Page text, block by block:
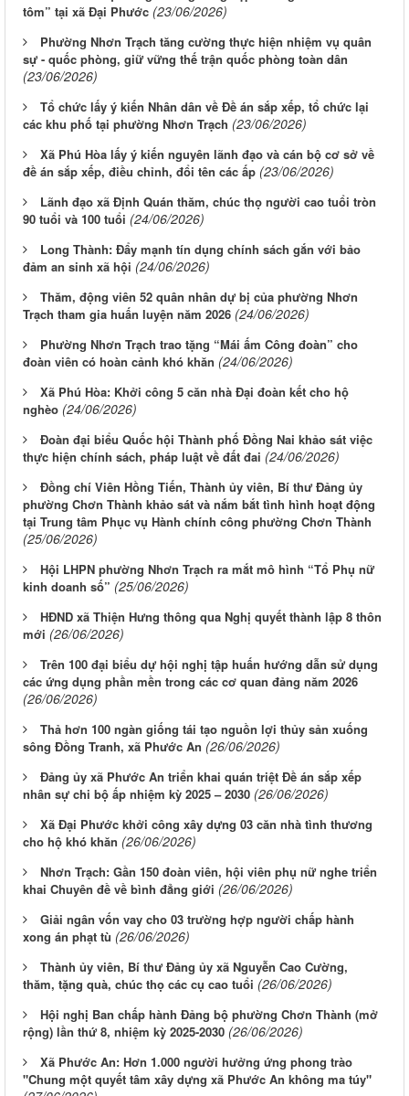
tôm” tại xã Đại Phước (23/06/2026)
Phường Nhơn Trạch tăng cường thực hiện nhiệm vụ quân
sự - quốc phòng, giữ vững thế trận quốc phòng toàn dân
(23/06/2026)
Tổ chức lấy ý kiến Nhân dân về Đề án sắp xếp, tổ chức lại
các khu phố tại phường Nhơn Trạch (23/06/2026)
Xã Phú Hòa lấy ý kiến nguyên lãnh đạo và cán bộ cơ sở về
đề án sắp xếp, điều chỉnh, đổi tên các ấp (23/06/2026)
Lãnh đạo xã Định Quán thăm, chúc thọ người cao tuổi tròn
90 tuổi và 100 tuổi (24/06/2026)
Long Thành: Đẩy mạnh tín dụng chính sách gắn với bảo
đảm an sinh xã hội (24/06/2026)
Thăm, động viên 52 quân nhân dự bị của phường Nhơn
Trạch tham gia huấn luyện năm 2026 (24/06/2026)
Phường Nhơn Trạch trao tặng “Mái ấm Công đoàn” cho
đoàn viên có hoàn cảnh khó khăn (24/06/2026)
Xã Phú Hòa: Khởi công 5 căn nhà Đại đoàn kết cho hộ
nghèo (24/06/2026)
Đoàn đại biểu Quốc hội Thành phố Đồng Nai khảo sát việc
thực hiện chính sách, pháp luật về đất đai (24/06/2026)
Đồng chí Viên Hồng Tiến, Thành ủy viên, Bí thư Đảng ủy
phường Chơn Thành khảo sát và nắm bắt tình hình hoạt động
tại Trung tâm Phục vụ Hành chính công phường Chơn Thành
(25/06/2026)
Hội LHPN phường Nhơn Trạch ra mắt mô hình “Tổ Phụ nữ
kinh doanh số” (25/06/2026)
HĐND xã Thiện Hưng thông qua Nghị quyết thành lập 8 thôn
mới (26/06/2026)
Trên 100 đại biểu dự hội nghị tập huấn hướng dẫn sử dụng
các ứng dụng phần mền trong các cơ quan đảng năm 2026
(26/06/2026)
Thả hơn 100 ngàn giống tái tạo nguồn lợi thủy sản xuống
sông Đồng Tranh, xã Phước An (26/06/2026)
Đảng ủy xã Phước An triển khai quán triệt Đề án sắp xếp
nhân sự chi bộ ấp nhiệm kỳ 2025 – 2030 (26/06/2026)
Xã Đại Phước khởi công xây dựng 03 căn nhà tình thương
cho hộ khó khăn (26/06/2026)
Nhơn Trạch: Gần 150 đoàn viên, hội viên phụ nữ nghe triển
khai Chuyên đề về bình đẳng giới (26/06/2026)
Giải ngân vốn vay cho 03 trường hợp người chấp hành
xong án phạt tù (26/06/2026)
Thành ủy viên, Bí thư Đảng ủy xã Nguyễn Cao Cường,
thăm, tặng quà, chúc thọ các cụ cao tuổi (26/06/2026)
Hội nghị Ban chấp hành Đảng bộ phường Chơn Thành (mở
rộng) lần thứ 8, nhiệm kỳ 2025-2030 (26/06/2026)
Xã Phước An: Hơn 1.000 người hưởng ứng phong trào
"Chung một quyết tâm xây dựng xã Phước An không ma túy"